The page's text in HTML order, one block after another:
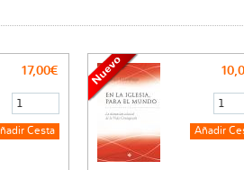
17,00€